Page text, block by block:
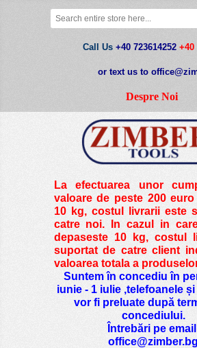
Call Us +40 723614252 +40
or text us to
Despre Noi
La efectuarea unor
valoare de peste200 euro
10 kg, costul livrarii este
catre noi. In cazul in
depaseste 10 kg, costul
suportat de catre client
valoarea totala a
Suntem în concediu în
iunie - 1 iulie ,telefoanele
vor fi preluate după
concediului.
Întrebări pe
office@zimber.bg